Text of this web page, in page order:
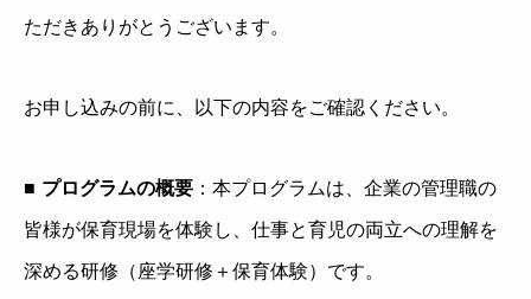
ただきありがとうございます。
お申し込みの前に、以下の内容をご確認ください。
■ プログラムの概要 ：本プログラムは、企業の管理職の
皆様が保育現場を体験し、仕事と育児の両立への理解を
深める研修（座学研修＋保育体験）です。